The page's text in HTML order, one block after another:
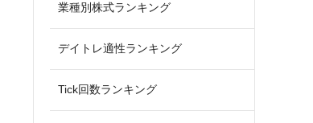
業種別株式ランキング
デイトレ適性ランキング
Tick回数ランキング